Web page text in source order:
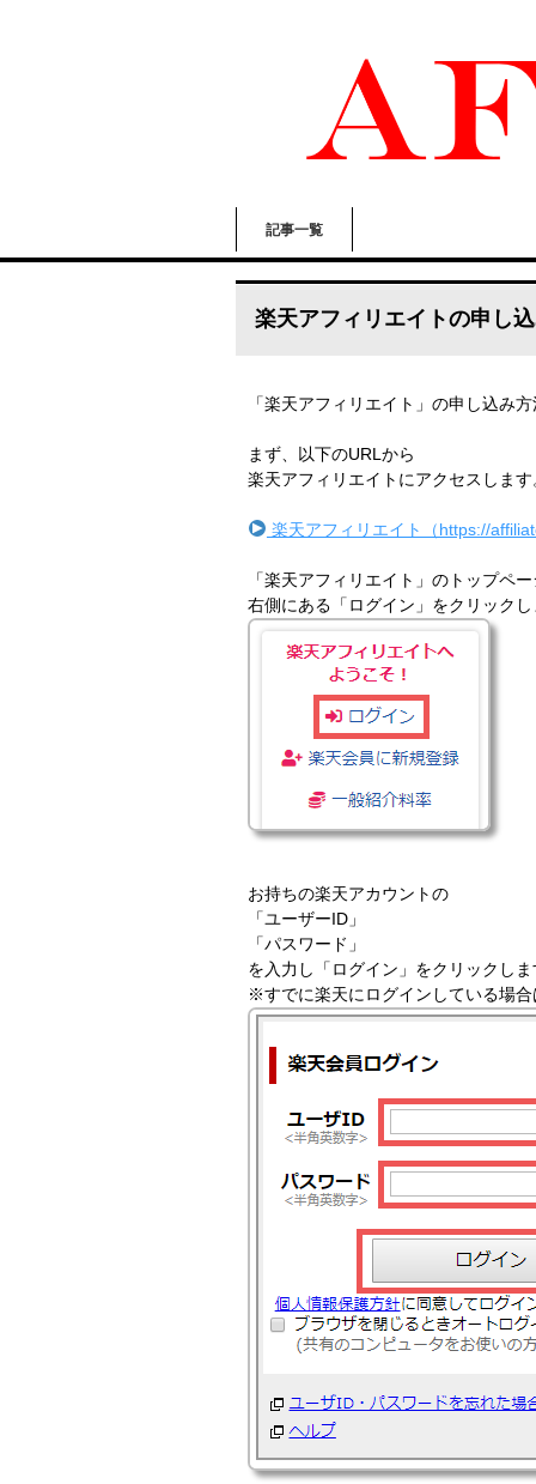
記事一覧
楽天アフィリエイトの申し
「楽天アフィリエイト」の申し込み
まず、以下のURLから
楽天アフィリエイトにアクセスします
楽天アフィリエイト（https://
「楽天アフィリエイト」のトップペ
右側にある「ログイン」をクリック
お持ちの楽天アカウントの
「ユーザーID」
「パスワード」
を入力し「ログイン」をクリックし
※すでに楽天にログインしている場